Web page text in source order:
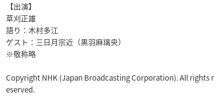
【出演】
草刈正雄
語り：木村多江
ゲスト：三日月宗近（黒羽麻璃央）
※敬称略
Copyright NHK (Japan Broadcasting Corporation). All rights r
eserved.